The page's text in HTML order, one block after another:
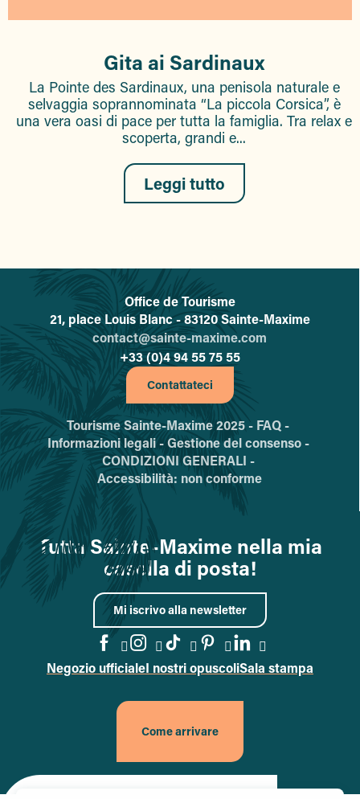
Gita ai Sardinaux
La Pointe des Sardinaux, una penisola naturale e
selvaggia soprannominata “La piccola Corsica”, è
una vera oasi di pace per tutta la famiglia. Tra relax e
scoperta, grandi e...
Leggi tutto
L'office de tourisme de Sainte-
Office de Tourisme
21, place Louis Blanc - 83120 Sainte-Maxime
contact@sainte-maxime.com
+33 (0)4 94 55 75 55
Contattateci
Tourisme Sainte-Maxime 2025 - FAQ -
Informazioni legali -Gestione del consenso -
CONDIZIONI GENERALI -
Accessibilità: non conforme
Tutta Sainte-Maxime nella mia
casella di posta!
Mi iscrivo alla newsletter
Vai alla pagina Facebook
Vai alla pagina Instagram
Vai alla pagina TikTok
Vai alla pagina
Accedi alla
Negozio ufficialeI nostri opuscoliSala stampa
Come arrivare